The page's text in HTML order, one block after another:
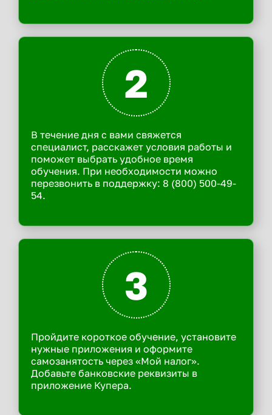
2
В течение дня с вами свяжется
специалист, расскажет условия работы и
поможет выбрать удобное время
обучения. При необходимости можно
перезвонить в поддержку: 8 (800) 500-49-
54.
3
Пройдите короткое обучение, установите
нужные приложения и оформите
самозанятость через «Мой налог».
Добавьте банковские реквизиты в
приложение Купера.